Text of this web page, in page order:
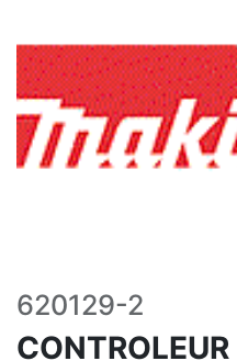
620129-2
CONTROLEUR